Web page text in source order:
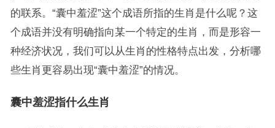
的联系。“囊中羞涩”这个成语所指的生肖是什么呢？这
个成语并没有明确指向某一个特定的生肖，而是形容一
种经济状况，我们可以从生肖的性格特点出发，分析哪
些生肖更容易出现“囊中羞涩”的情况。
囊中羞涩指什么生肖